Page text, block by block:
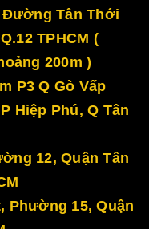
Đường Tân Thới
TPHCM (
200m )
P3 Q Gò Vấp
Hiệp Phú, Q Tân
12, Quận Tân
Phường 15, Quận